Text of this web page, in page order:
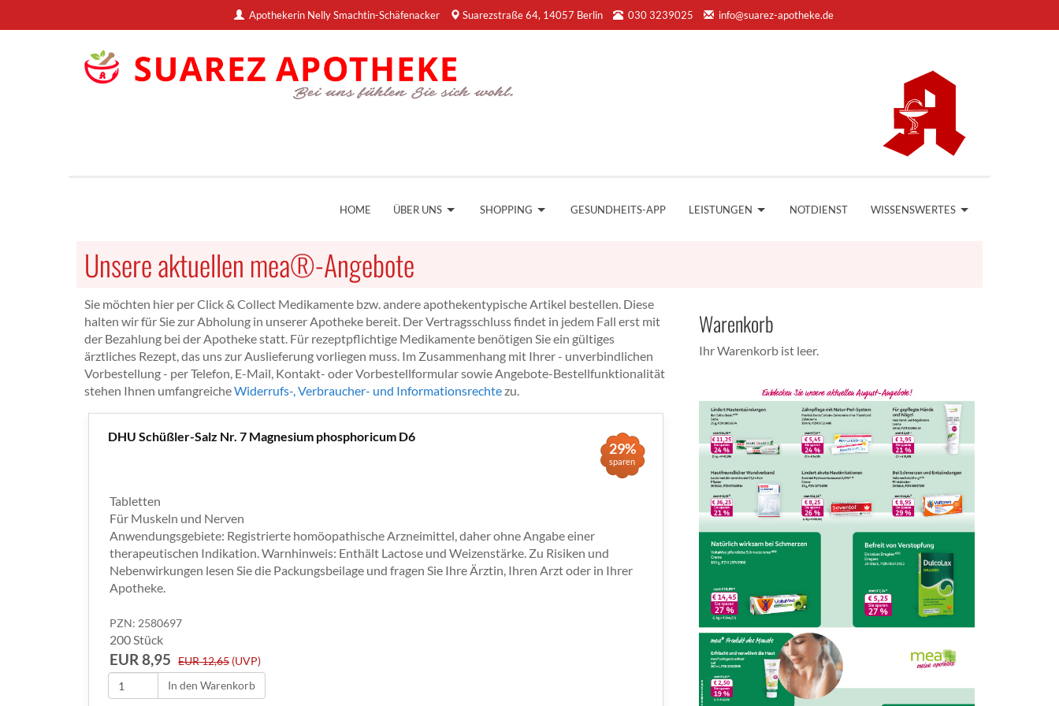
Apothekerin Nelly Smachtin-Schäfenacker Suarezstraße 64, 14057 Berlin 030 3239025 info@suarez-apotheke.de
HOME ÜBER UNS SHOPPING GESUNDHEITS-APP LEISTUNGEN NOTDIENST WISSENSWERTES
Unsere aktuellen mea®-Angebote
Sie möchten hier per Click & Collect Medikamente bzw. andere apothekentypische Artikel bestellen. Diese
halten wir für Sie zur Abholung in unserer Apotheke bereit. Der Vertragsschluss findet in jedem Fall erst mit
der Bezahlung bei der Apotheke statt. Für rezeptpflichtige Medikamente benötigen Sie ein gültiges
ärztliches Rezept, das uns zur Auslieferung vorliegen muss. Im Zusammenhang mit Ihrer - unverbindlichen
Vorbestellung - per Telefon, E-Mail, Kontakt- oder Vorbestellformular sowie Angebote-Bestellfunktionalität
stehen Ihnen umfangreicheWiderrufs-, Verbraucher- und Informationsrechtezu.
DHU Schüßler-Salz Nr. 7 Magnesium phosphoricum D6
29%
sparen
Tabletten
Für Muskeln und Nerven
Anwendungsgebiete: Registrierte homöopathische Arzneimittel, daher ohne Angabe einer
therapeutischen Indikation. Warnhinweis: Enthält Lactose und Weizenstärke. Zu Risiken und
Nebenwirkungen lesen Sie die Packungsbeilage und fragen Sie Ihre Ärztin, Ihren Arzt oder in Ihrer
Apotheke.
PZN: 2580697
200 Stück
EUR 8,95 EUR 12,65 (UVP)
In den Warenkorb
Warenkorb
Ihr Warenkorb ist leer.